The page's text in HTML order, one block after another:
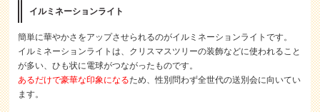
イルミネーションライト
簡単に華やかさをアップさせられるのがイルミネーションライトです。
イルミネーションライトは、クリスマスツリーの装飾などに使われること
が多い、ひも状に電球がつながったものです。
あるだけで豪華な印象になるため、性別問わず全世代の送別会に向いてい
ます。